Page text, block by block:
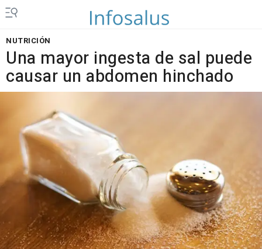
NUTRICIÓN
Una mayor ingesta de sal puede
causar un abdomen hinchado